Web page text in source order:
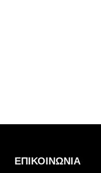
ΕΠΙΚΟΙΝΩΝΙΑ